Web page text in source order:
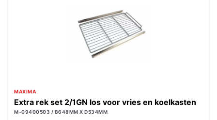
MAXIMA
Extra rek set 2/1GN los voor vries en koelkasten
M-09400503 / B648MM X D534MM